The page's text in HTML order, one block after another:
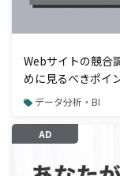
Webサイトの競合
めに見るべきポイ
データ分析・BI
AD